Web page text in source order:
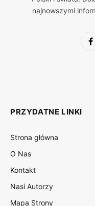
najnowszymi
PRZYDATNE LINKI
Strona główna
O Nas
Kontakt
Nasi Autorzy
Mapa Strony